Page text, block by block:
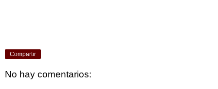
Compartir
No hay comentarios: